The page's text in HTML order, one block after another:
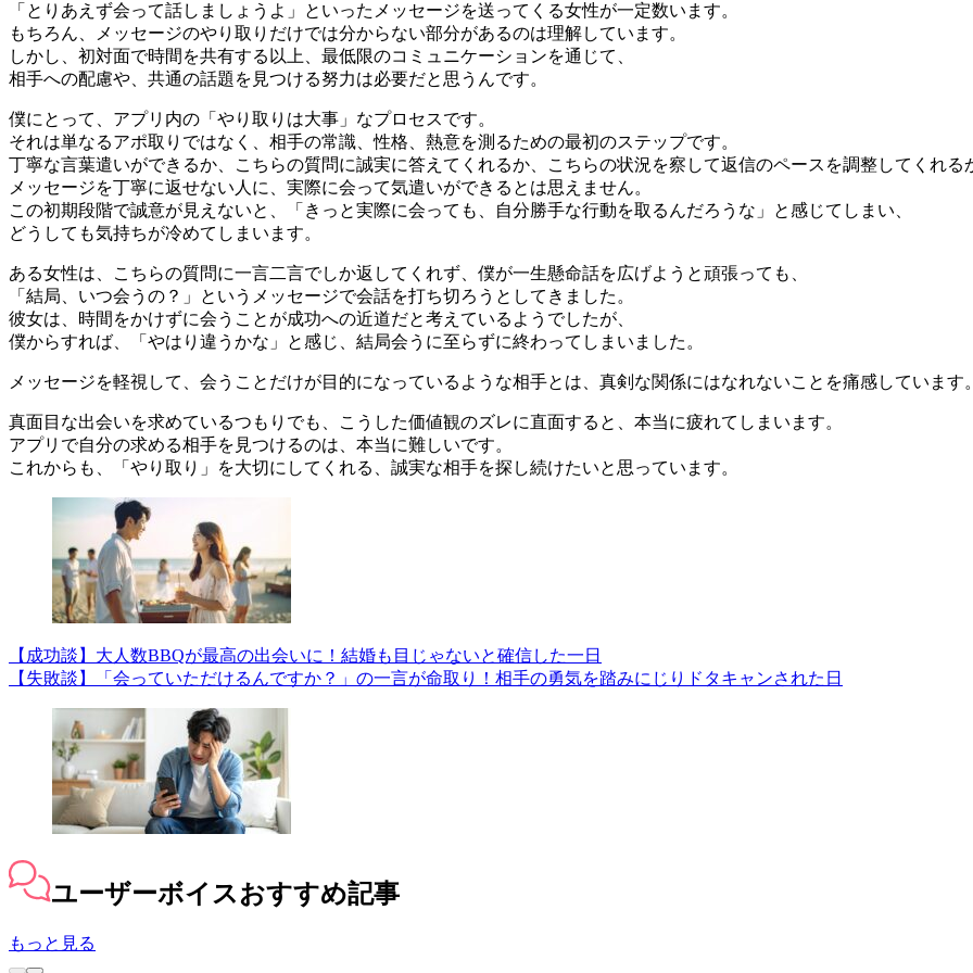
「とりあえず会って話しましょうよ」といったメッセージを送ってくる女性が一定数います。
もちろん、メッセージのやり取りだけでは分からない部分があるのは理解しています。
しかし、初対面で時間を共有する以上、最低限のコミュニケーションを通じて、
相手への配慮や、共通の話題を見つける努力は必要だと思うんです。
僕にとって、アプリ内の「やり取りは大事」なプロセスです。
それは単なるアポ取りではなく、相手の常識、性格、熱意を測るための最初のステップです。
丁寧な言葉遣いができるか、こちらの質問に誠実に答えてくれるか、こちらの状況を察して返信のペースを調整してくれる
メッセージを丁寧に返せない人に、実際に会って気遣いができるとは思えません。
この初期段階で誠意が見えないと、「きっと実際に会っても、自分勝手な行動を取るんだろうな」と感じてしまい、
どうしても気持ちが冷めてしまいます。
ある女性は、こちらの質問に一言二言でしか返してくれず、僕が一生懸命話を広げようと頑張っても、
「結局、いつ会うの？」というメッセージで会話を打ち切ろうとしてきました。
彼女は、時間をかけずに会うことが成功への近道だと考えているようでしたが、
僕からすれば、「やはり違うかな」と感じ、結局会うに至らずに終わってしまいました。
メッセージを軽視して、会うことだけが目的になっているような相手とは、真剣な関係にはなれないことを痛感しています
真面目な出会いを求めているつもりでも、こうした価値観のズレに直面すると、本当に疲れてしまいます。
アプリで自分の求める相手を見つけるのは、本当に難しいです。
これからも、「やり取り」を大切にしてくれる、誠実な相手を探し続けたいと思っています。
【成功談】大人数BBQが最高の出会いに！結婚も目じゃないと確信した一日
【失敗談】「会っていただけるんですか？」の一言が命取り！相手の勇気を踏みにじりドタキャンされた日
ユーザーボイスおすすめ記事
もっと見る